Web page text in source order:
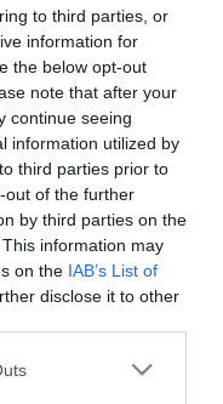
to third parties, or
information for
the below opt-out
note that after your
continue seeing
information utilized by
third parties prior to
out of the further
by third parties on the
information may
on the IAB’s List of
disclose it to other
one or more Google
(geolokáció) figyelembe
t, valamint új
biztosítja, hogy a
webes
az 5.0 béta
Google, így ez lesz az
tartalmazza
áldásos hatással van a
szerzik be a